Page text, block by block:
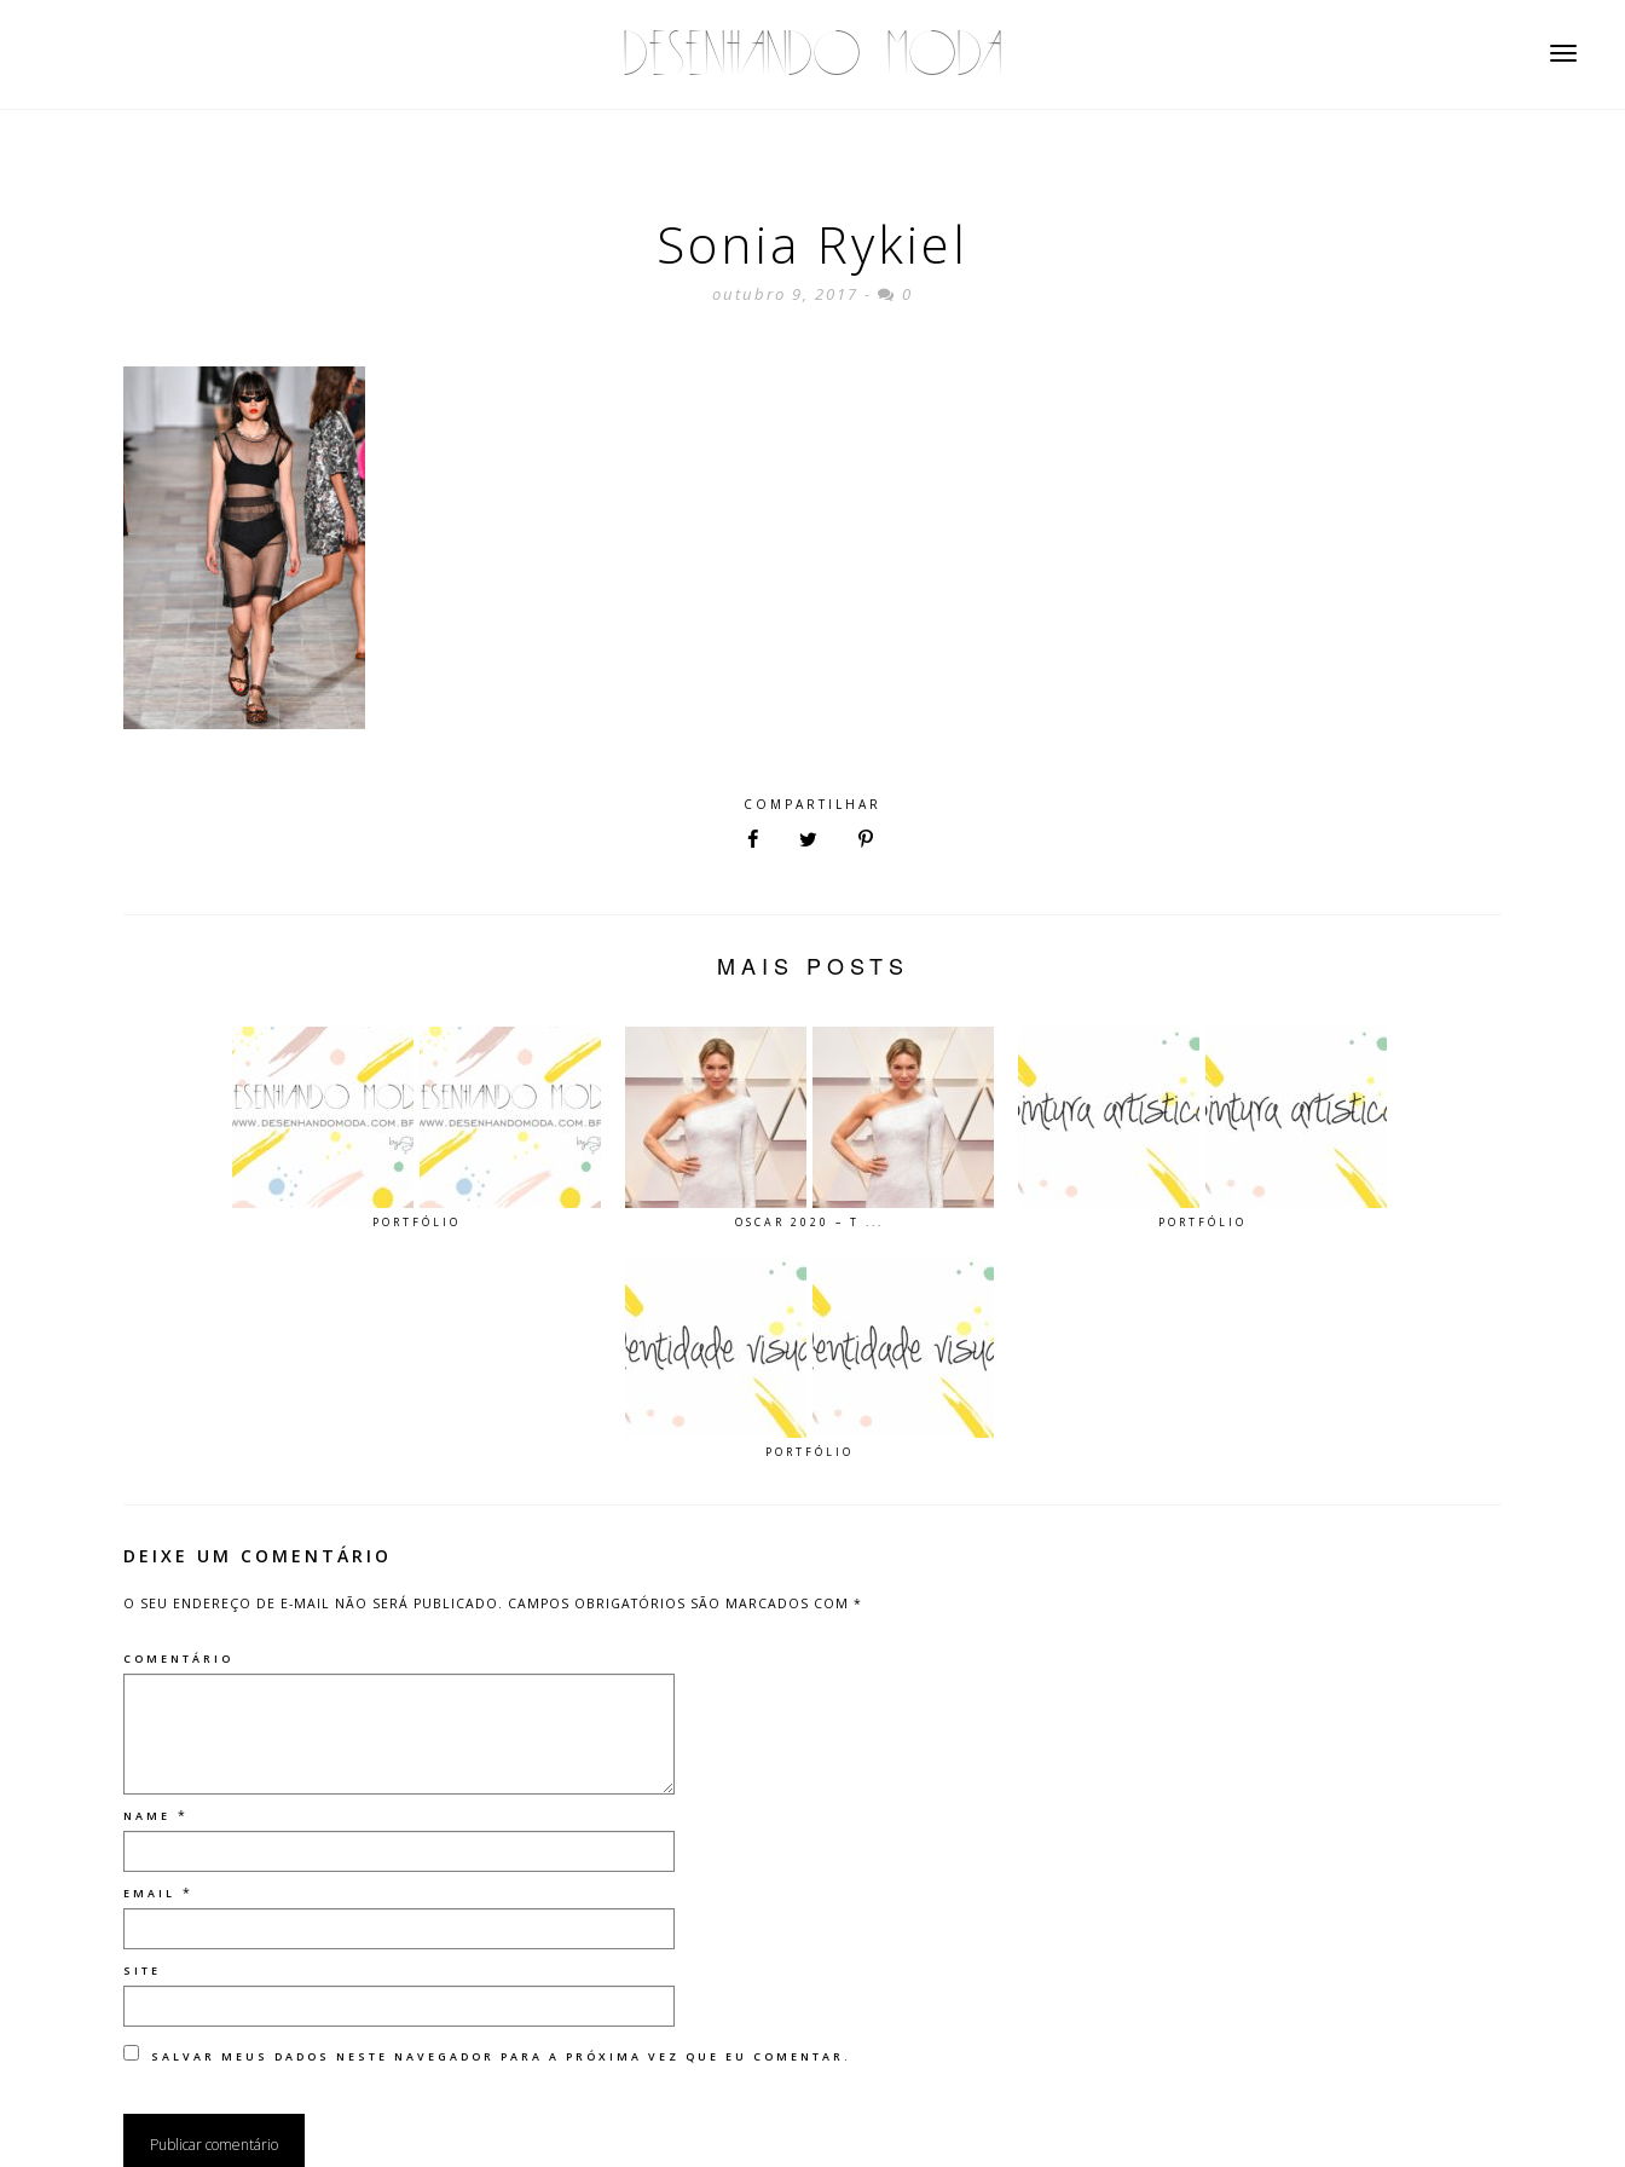
Toggle
DESENHANDO MODA
Sonia Rykiel
outubro 9, 2017 - 0
COMPARTILHAR
MAIS POSTS
PORTFÓLIO OSCAR 2020 – T ... PORTFÓLIO
PORTFÓLIO
DEIXE UM COMENTÁRIO
O SEU ENDEREÇO DE E-MAIL NÃO SERÁ PUBLICADO. CAMPOS OBRIGATÓRIOS SÃO MARCADOS COM *
COMENTÁRIO
NAME *
EMAIL *
SITE
SALVAR MEUS DADOS NESTE NAVEGADOR PARA A PRÓXIMA VEZ QUE EU COMENTAR.